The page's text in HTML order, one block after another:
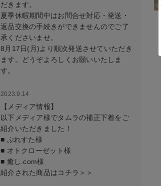
だきます。
夏季休暇期間中はお問合せ対応・発送・
返品交換の手続きができませんのでご了
承くださいませ。
8月17日(月)より順次発送させていただき
ます。どうぞよろしくお願いいたしま
す。
2023.9.14
【メディア情報】
以下メディア様でタムラの補正下着をご
紹介いただきました！
■ ぷれすた様
■ オトクローゼット様
■ 癒し.com様
紹介された商品はコチラ＞＞